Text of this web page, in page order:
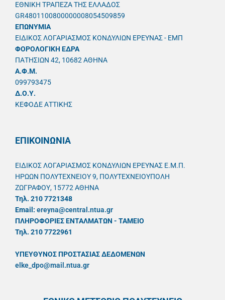
ΕΘΝΙΚΗ ΤΡΑΠΕΖΑ ΤΗΣ ΕΛΛΑΔΟΣ
GR4801100800000008054509859
ΕΠΩΝΥΜΙΑ
ΕΙΔΙΚΟΣ ΛΟΓΑΡΙΑΣΜΟΣ ΚΟΝΔΥΛΙΩΝ ΕΡΕΥΝΑΣ - ΕΜΠ
ΦΟΡΟΛΟΓΙΚΗ ΕΔΡΑ
ΠΑΤΗΣΙΩΝ 42, 10682 ΑΘΗΝΑ
A.Φ.Μ.
099793475
Δ.Ο.Υ.
ΚΕΦΟΔΕ ΑΤΤΙΚΗΣ
ΕΠΙΚΟΙΝΩΝΙΑ
ΕΙΔΙΚΟΣ ΛΟΓΑΡΙΑΣΜΟΣ ΚΟΝΔΥΛΙΩΝ ΕΡΕΥΝΑΣ Ε.Μ.Π.
ΗΡΩΩΝ ΠΟΛΥΤΕΧΝΕΙΟΥ 9, ΠΟΛΥΤΕΧΝΕΙΟΥΠΟΛΗ
ΖΩΓΡΑΦΟΥ, 15772 ΑΘΗΝΑ
Τηλ. 210 7721348
Email: ereyna@central.ntua.gr
ΠΛΗΡΟΦΟΡΙΕΣ ΕΝΤΑΛΜΑΤΩΝ - ΤΑΜΕΙΟ
Τηλ. 210 7722961
ΥΠΕΥΘYΝΟΣ ΠΡΟΣΤΑΣΙΑΣ ΔΕΔΟΜΕΝΩΝ
elke_dpo@mail.ntua.gr